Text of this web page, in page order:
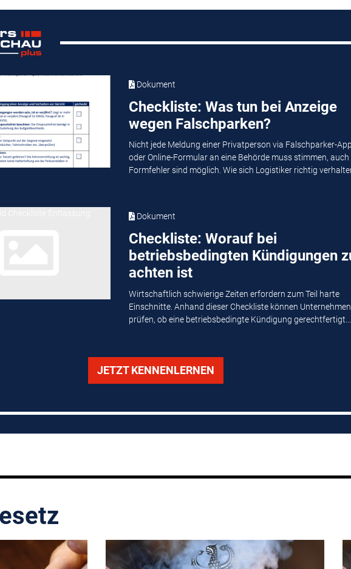
Dokument
Checkliste: Was tun bei Anzeige
wegen Falschparken?
Nicht jede Meldung einer Privatperson via Falschparker-App
oder Online-Formular an eine Behörde muss stimmen, auch
Formfehler sind möglich. Wie sich Logistiker richtig
Dokument
Checkliste: Worauf bei
betriebsbedingten Kündigungen
achten ist
Wirtschaftlich schwierige Zeiten erfordern zum Teil harte
Einschnitte. Anhand dieser Checkliste können Unternehmen
prüfen, ob eine betriebsbedingte Kündigung gerechtfertigt...
JETZT KENNENLERNEN